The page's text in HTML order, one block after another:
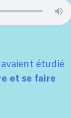
étudié
et se faire